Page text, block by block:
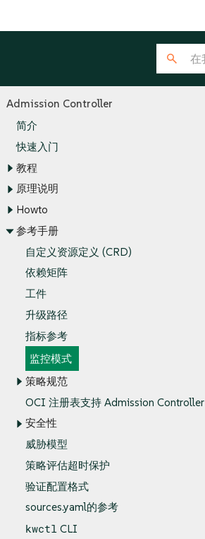
Admission Controller
简介
快速入门
教程
原理说明
Howto
参考手册
自定义资源定义 (CRD)
依赖矩阵
工件
升级路径
指标参考
监控模式
策略规范
OCI 注册表支持 Admission Controller
安全性
威胁模型
策略评估超时保护
验证配置格式
sources.yaml的参考
kwctl CLI